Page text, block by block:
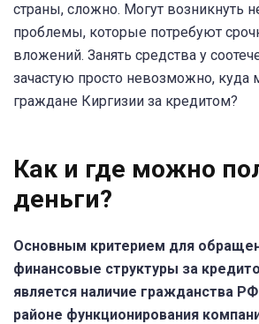
страны, сложно. Могут возникнуть
проблемы, которые потребуют
вложений. Занять средства у
зачастую просто невозможно, куда
граждане Киргизии за кредитом?
Как и где можно
деньги?
Основным критерием для
финансовые структуры за
является наличие гражданства
районе функционирования